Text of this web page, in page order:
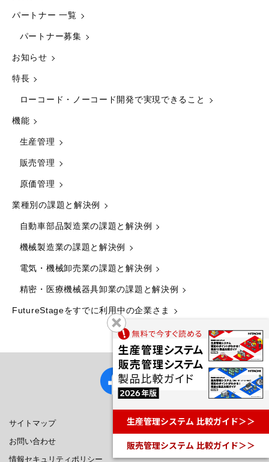
パートナー 一覧
パートナー募集
お知らせ
特長
ローコード・ノーコード開発で実現できること
機能
生産管理
販売管理
原価管理
業種別の課題と解決例
自動車部品製造業の課題と解決例
機械製造業の課題と解決例
電気・機械卸売業の課題と解決例
精密・医療機械器具卸業の課題と解決例
FutureStageをすでに利用中の企業さま
サイトマップ
お問い合わせ
情報セキュリティポリシー
生産管理システム 比較ガイド＞＞
販売管理システム 比較ガイド＞＞